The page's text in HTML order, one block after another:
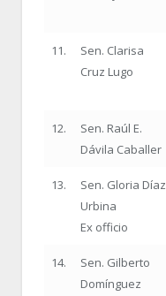
11.
Sen. Clarisa
Cruz Lugo
12.
Sen. Raúl E.
Dávila Caballer
13.
Sen. Gloria Díaz
Urbina
Ex officio
14.
Sen. Gilberto
Domínguez